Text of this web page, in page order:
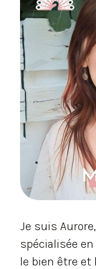
Je suis
spécialisée
le bien être et